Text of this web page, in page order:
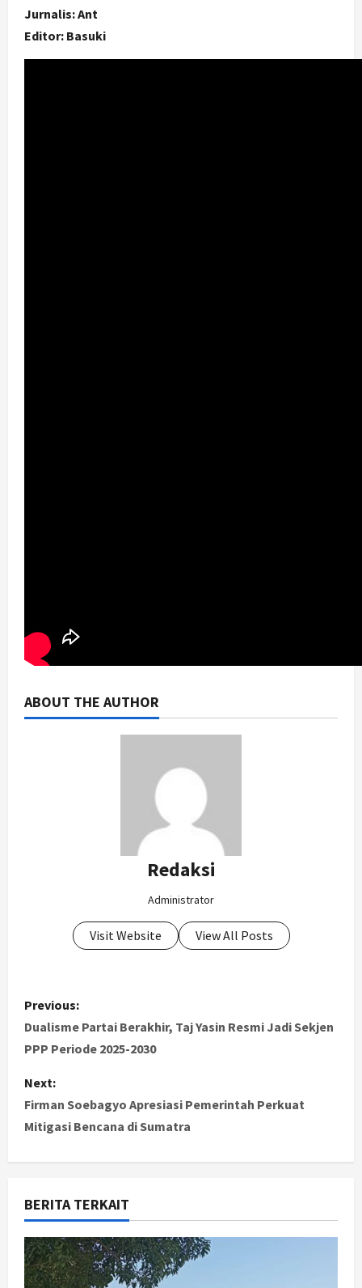
Jurnalis: Ant
Editor: Basuki
ABOUT THE AUTHOR
Redaksi
Administrator
Visit Website View All Posts
P
o
t
n
a
v
i
g
Previous:
Dualisme Partai Berakhir, Taj Yasin Resmi Jadi Sekjen
PPP Periode 2025-2030
Next:
Firman Soebagyo Apresiasi Pemerintah Perkuat
Mitigasi Bencana di Sumatra
BERITA TERKAIT